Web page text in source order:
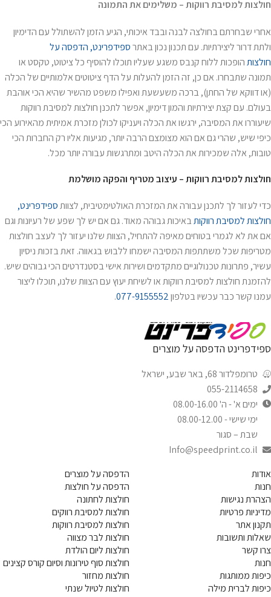
חולצות למסיבת רווקות – משלימים את התמונה
אחרי שבחרתם בחולצה לבנה ובבד איכותי, הגיע הזמן להשתולל עם הדימיון
ולתת דרור ליצירתיות. עם תכנון נכון באתרספידפרינט, הדפסה על
חולצותהופכות ללוח קנבס משגע שעליו תוכלו להוסיף כל ציטוט, טקסט או
תמונה שתבחרו. אם כן, זה הזמן להעלות על הדף ציטוטים אלמותיים של הכלה
(או דווקא של החתן), ברכה משעשעת ואפילו משפט מהשיר שהיא הכי אוהבת
בעולם. עם קצת יצירתיות והמון דימיון, אפשר לתכנן חולצות למסיבת רווקות
שיעוררו את המסיבה, ירגשו את הכלה ויעניקו לכולן מזכרת אמיתית מהאירוע הכי
כיפי שיש, שהרי גם אם הוא מצומצם הרבה יותר, מגיעות אליו רק החברות הכי
טובות, אלה שמכירות את הכלה היטב ומתרגשות עבורה יותר מכל.
חולצות למסיבת רווקות – עיצוב מטריף והפקה מושלמת
כדי לעזור לך לתכנן עבורה את המזכרת האולטימטיבית, לצוותספידפרינט,
חולצות למסיבת רווקותבאיכות גבוהה מאוד. גם אם יש לך שפע של רעיונות וגם
אם את לא לגמרי בטוחים מאיפה להתחיל, הצוות שלנו יעזור לך לעצב חולצות
מטריפות שכל משתתפות המסיבה ישמחו ללבוש בגאווה. זאת בזכות ניסיון
עשיר, פתרונות טכנולוגיים מתקדמים ושירות אישי בסטנדרטים הכי גבוהים שיש.
להזמנת חולצות למסיבת רווקות או לשיחת יעוץ עם הצוות שלנו, תוכלו ליצור
עמנו קשר כבר עכשיו בטלפון077-9155552
.
ספידפרינט הדפסה על מוצרים
טרומפלדור 68, באר שבע, ישראל
055-2114658
ימים א' - ה' 08.00-16.00
ימי שישי - 08.00-12.00
שבת – סגור
Info@speedprint.co.il
אודות
חנות
הצהרת נגישות
מדיניות פרטיות
תקנון אתר
שאלות ותשובות
צרו קשר
חנות
כיפות ממותגות
כיפות לברית מילה
הדפסה על מוצרים
הדפסה על חולצות
חולצות לחתונה
חולצות למסיבת רווקים
חולצות למסיבת רווקות
חולצות לבר מצווה
חולצות ליום הולדת
חולצות סוף טירונות וסיום קורס קצינים
חולצות מחזור
חולצות לטיול שנתי